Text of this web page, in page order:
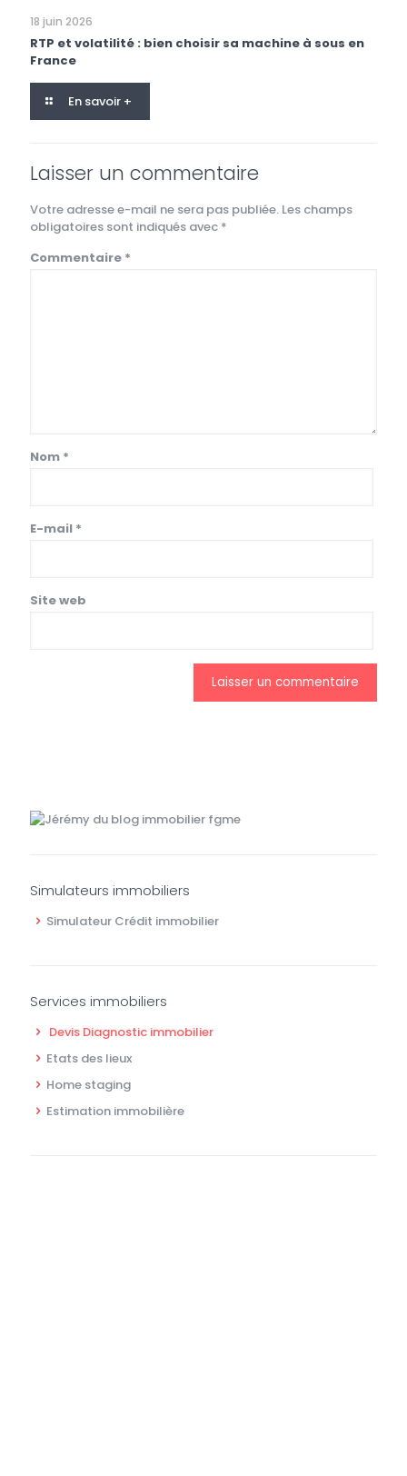
18 juin 2026
RTP et volatilité : bien choisir sa machine à sous en
France
En savoir +
Laisser un commentaire
Votre adresse e-mail ne sera pas publiée. Les champs
obligatoires sont indiqués avec *
Commentaire *
Nom *
E-mail *
Site web
Simulateurs immobiliers
Simulateur Crédit immobilier
Services immobiliers
Devis Diagnostic immobilier
Etats des lieux
Home staging
Estimation immobilière